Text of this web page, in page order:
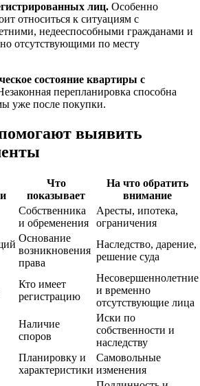
лиц. Особенно
относиться к ситуациям с
недееспособными гражданами и
отсутствующими по месту
состояние квартиры с
перепланировка способна
уже после покупки.
выявить
Что
показывает
На что обратить
внимание
Собственника
и обременения
Аресты, ипотека,
ограничения
Основание
возникновения
права
Наследство, дарение,
решение суда
Кто имеет
регистрацию
Несовершеннолетние
и временно
отсутствующие лица
Наличие
споров
Иски по
собственности и
наследству
Планировку и
характеристики
Самовольные
изменения